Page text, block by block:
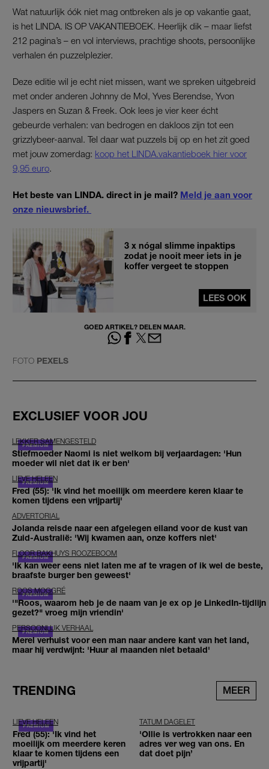
Wat natuurlijk óók niet mag ontbreken als je op vakantie gaat,
is het LINDA. IS OP VAKANTIEBOEK. Heerlijk dik – maar liefst
212 pagina’s – en vol interviews, prachtige shoots, persoonlijke
verhalen én puzzelplezier.
Deze editie wil je echt niet missen, want we spreken uitgebreid
met onder anderen Johnny de Mol, Yves Berendse, Yvon
Jaspers en Suzan & Freek. Ook lees je vier keer écht
gebeurde verhalen: van bedrogen en dakloos zijn tot een
grizzlybeer-aanval. Tel daar wat puzzels bij op en het zit goed
met jouw zomerdag: koop het LINDA.vakantieboek hier voor
9,95 euro
Het beste van LINDA. direct in je mail? Meld je aan voor
onze nieuwsbrief.
3 x nógal slimme inpaktips
zodat je nooit meer iets in je
koffer vergeet te stoppen
LEES OOK
GOED ARTIKEL? DELEN MAAR.
FOTO PEXELS
EXCLUSIEF VOOR JOU
LEKKER SAMENGESTELD
Stiefmoeder Naomi is niet welkom bij verjaardagen: 'Hun
moeder wil niet dat ik er ben'
LIEVE HELEEN
Fred (55): 'Ik vind het moeilijk om meerdere keren klaar te
komen tijdens een vrijpartij'
ADVERTORIAL
Jolanda reisde naar een afgelegen eiland voor de kust van
Zuid-Australië: 'Wij kwamen aan, onze koffers niet'
FLOOR BAKHUYS ROOZEBOOM
'Ik kan weer eens niet laten me af te vragen of ik wel de beste,
braafste burger ben geweest'
ROOS MOGGRÉ
'"Roos, waarom heb je de naam van je ex op je LinkedIn-tijdlijn
gezet?" vroeg mijn vriendin'
PERSOONLIJK VERHAAL
Merel verhuist voor een man naar andere kant van het land,
maar hij verdwijnt: 'Huur al maanden niet betaald'
TRENDING MEER
LIEVE HELEEN
Fred (55): 'Ik vind het
moeilijk om meerdere keren
klaar te komen tijdens een
vrijpartij'
TATUM DAGELET
'Ollie is vertrokken naar een
adres ver weg van ons. En
dat doet pijn’